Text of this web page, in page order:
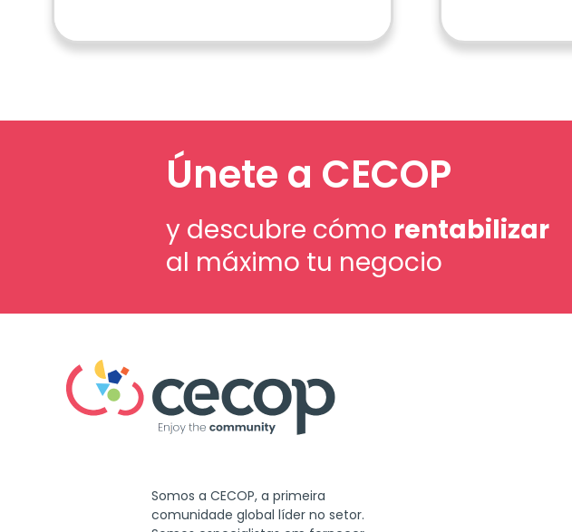
Únete a CECOP
y descubre cómo rentabilizar
al máximo tu negocio
Somos a CECOP, a primeira
comunidade global líder no setor.